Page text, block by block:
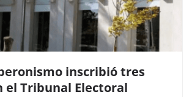
inscribió tres
el Tribunal Electoral